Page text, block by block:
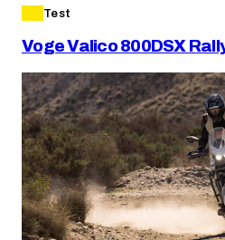
Test
Voge Valico 800DSX